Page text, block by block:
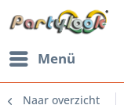
Menü
Naar overzicht